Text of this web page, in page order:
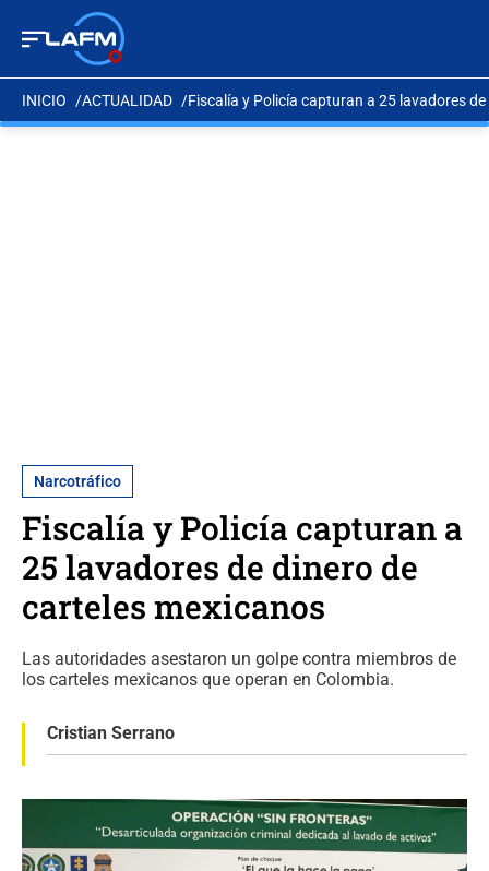
INICIO ACTUALIDAD Fiscalía y Policía capturan a 25 lavadores
Narcotráfico
Fiscalía y Policía capturan a
25 lavadores de dinero de
carteles mexicanos
Las autoridades asestaron un golpe contra miembros de
los carteles mexicanos que operan en Colombia.
Cristian Serrano